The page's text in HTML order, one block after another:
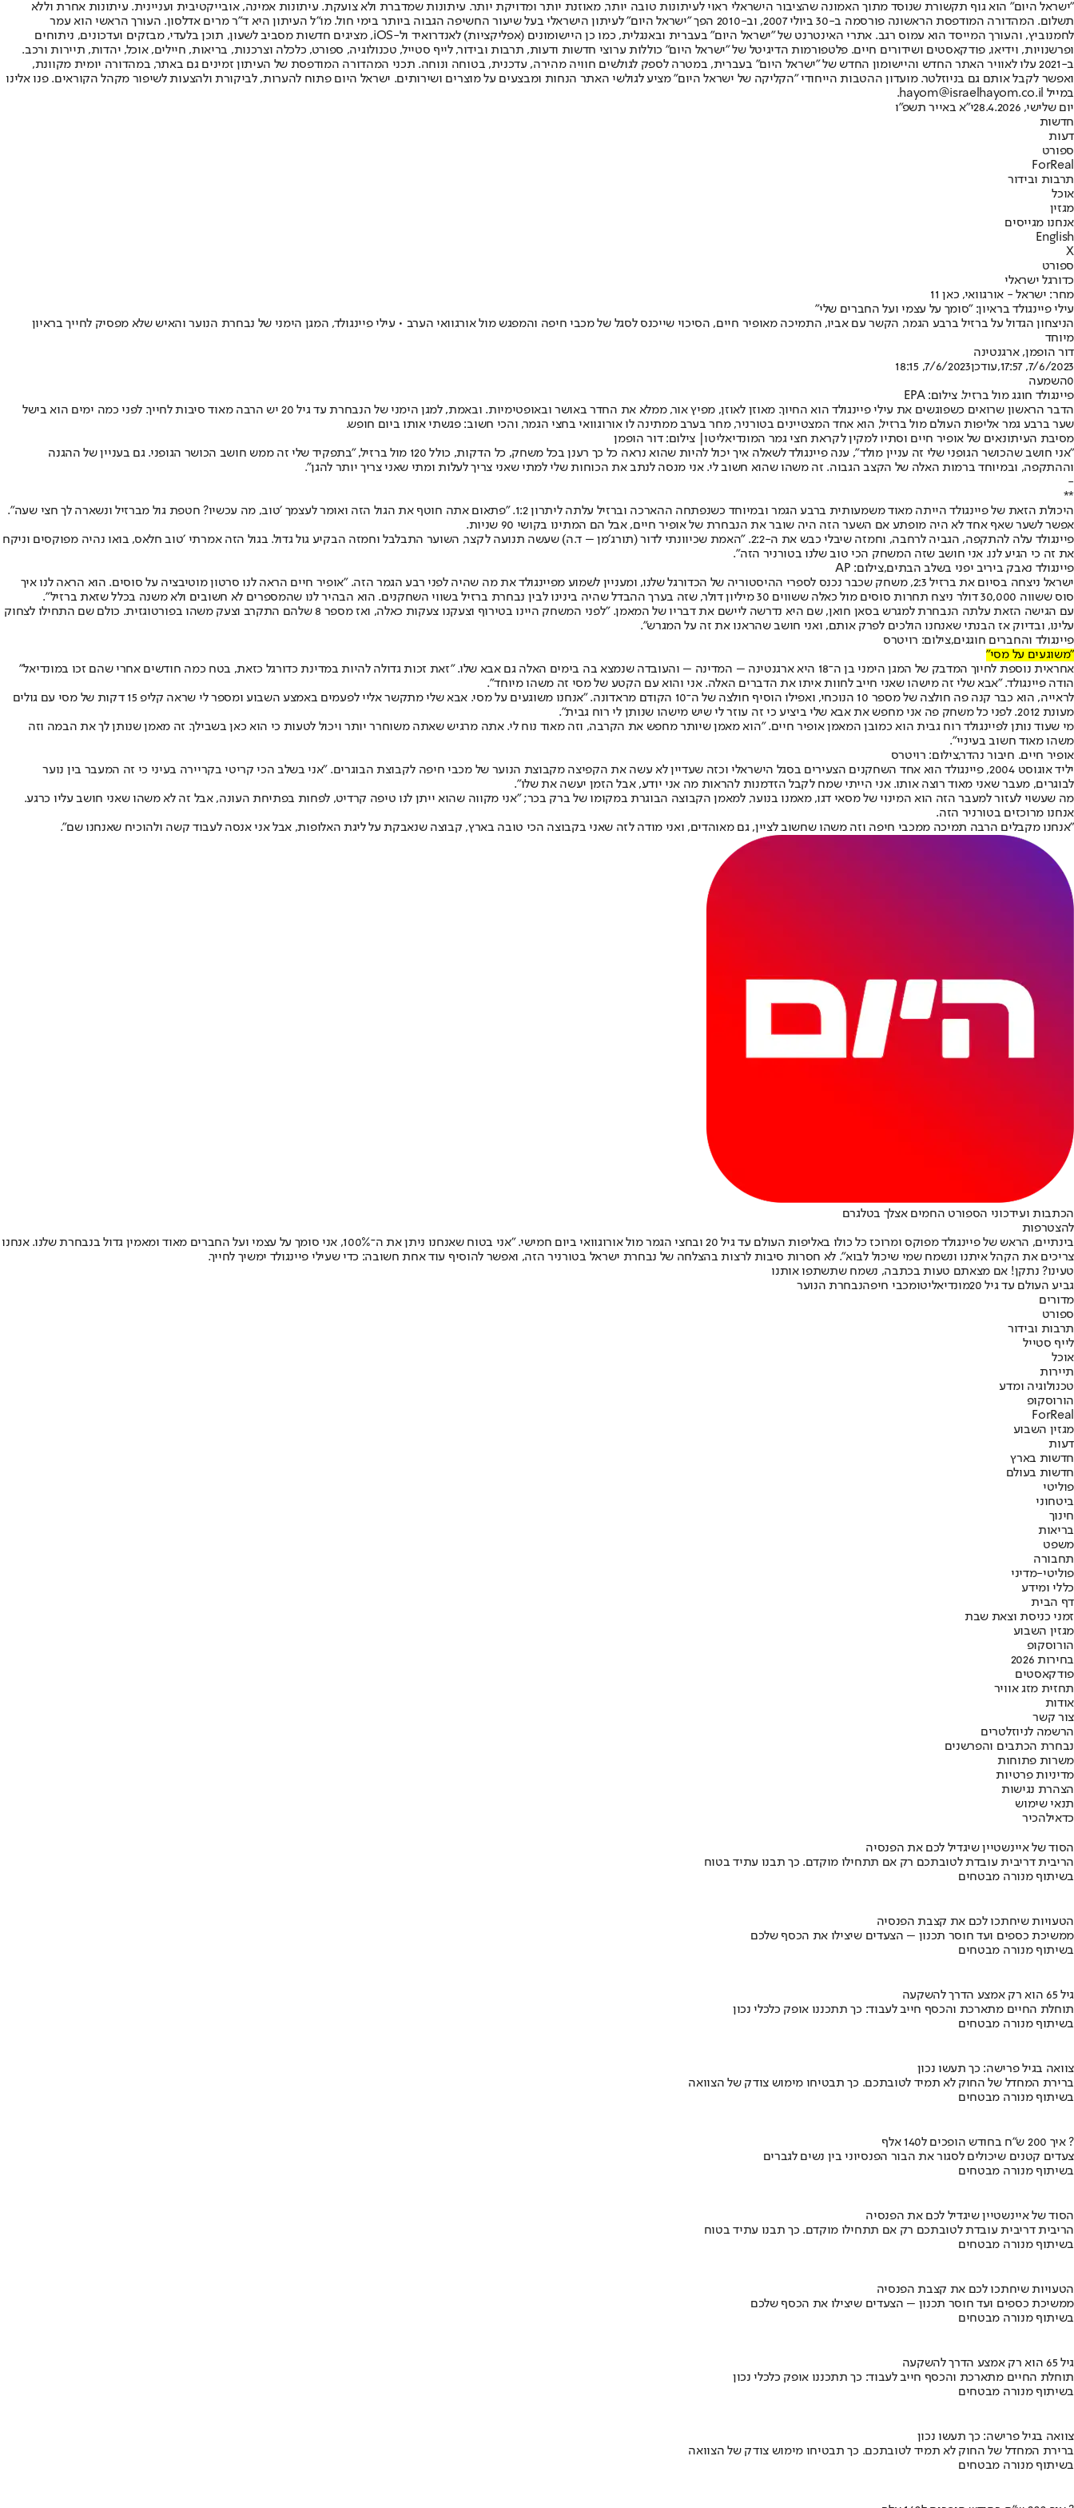
"ישראל היום" הוא גוף תקשורת שנוסד מתוך האמונה שהציבור הישראלי ראוי לעיתונות טובה יותר, מאוזנת יותר ומדויקת יותר. עיתונות שמדברת ולא צועקת. עיתונות אמינה, אובייקטיבית ועניינית. עיתונות אחרת וללא
תשלום. המהדורה המודפסת הראשונה פורסמה ב-30 ביולי 2007, וב-2010 הפך "ישראל היום" לעיתון הישראלי בעל שיעור החשיפה הגבוה ביותר בימי חול. מו"ל העיתון היא ד"ר מרים אדלסון. העורך הראשי הוא עמר
לחמנוביץ, והעורך המייסד הוא עמוס רגב. אתרי האינטרנט של "ישראל היום" בעברית ובאנגלית, כמו כן היישומונים (אפליקציות) לאנדרואיד ול-iOS, מציגים חדשות מסביב לשעון, תוכן בלעדי, מבזקים ועדכונים, ניתוחים
ופרשנויות, וידיאו, פודקאסטים ושידורים חיים. פלטפורמות הדיגיטל של "ישראל היום" כוללות ערוצי חדשות ודעות, תרבות ובידור, לייף סטייל, טכנולוגיה, ספורט, כלכלה וצרכנות, בריאות, חיילים, אוכל, יהדות, תיירות ורכב.
ב-2021 עלו לאוויר האתר החדש והיישומון החדש של "ישראל היום" בעברית, במטרה לספק לגולשים חוויה מהירה, עדכנית, בטוחה ונוחה. תכני המהדורה המודפסת של העיתון זמינים גם באתר, במהדורה יומית מקוונת,
ואפשר לקבל אותם גם בניוזלטר. מועדון ההטבות הייחודי "הקליקה של ישראל היום" מציע לגולשי האתר הנחות ומבצעים על מוצרים ושירותים. ישראל היום פתוח להערות, לביקורת ולהצעות לשיפור מקהל הקוראים. פנו אלינו
במייל hayom@israelhayom.co.il.
יום שלישי, 28.4.2026
י"א באייר תשפ"ו
חדשות
דעות
ספורט
ForReal
תרבות ובידור
אוכל
מגזין
אנחנו מגייסים
English
X
ספורט
כדורגל ישראלי
מחר: ישראל - אורגוואי, כאן 11
עילי פיינגולד בראיון: "סומך על עצמי ועל החברים שלי"
הניצחון הגדול על ברזיל ברבע הגמר, הקשר עם אביו, התמיכה מאופיר חיים, הסיכוי שייכנס לסגל של מכבי חיפה והמפגש מול אורגוואי הערב • עילי פיינגולד, המגן הימני של נבחרת הנוער והאיש שלא מפסיק לחייך בראיון
מיוחד
דור הופמן, ארגנטינה
7/6/2023, 17:57
,עודכן7/6/2023, 18:15
0השמעה
פיינגולד חוגג מול ברזיל. צילום: EPA
הדבר הראשון שרואים כשפוגשים את עילי פיינגולד הוא החיוך. מאוזן לאוזן, מפיץ אור, ממלא את החדר באושר ובאופטימיות. ובאמת, למגן הימני של הנבחרת עד גיל 20 יש הרבה מאוד סיבות לחייך. לפני כמה ימים הוא בישל
שער ברבע גמר אליפות העולם מול ברזיל, הוא אחד המצטיינים בטורניר, מחר בערב ממתינה לו אורוגוואי בחצי הגמר, והכי חשוב: פגשתי אותו ביום חופש.
מסיבת העיתונאים של אופיר חיים וסתיו למקין לקראת חצי גמר המונדיאליטו| צילום: דור הופמן
״אני חושב שהכושר הגופני שלי זה עניין מולד״, ענה פיינגולד לשאלה איך יכול להיות שהוא נראה כל כך רענן בכל משחק, כל הדקות, כולל 120 מול ברזיל, ״בתפקיד שלי זה ממש חושב הכושר הגופני. גם בעניין של ההגנה
וההתקפה, ובמיוחד ברמות האלה של הקצב הגבוה. זה משהו שהוא חשוב לי. אני מנסה לנתב את הכוחות שלי למתי שאני צריך לעלות ומתי שאני צריך יותר להגן״.
-
**
היכולת הזאת של פיינגולד הייתה מאוד משמעותית ברבע הגמר ובמיוחד כשנפתחה ההארכה וברזיל עלתה ליתרון 1:2. ״פתאום אתה חוטף את הגול הזה ואומר לעצמך ׳טוב, מה עכשיו? חטפת גול מברזיל ונשארה לך חצי שעה״.
אפשר לשער שאף אחד לא היה מופתע אם השער הזה היה שובר את הנבחרת של אופיר חיים, אבל הם המתינו בקושי 90 שניות.
פיינגולד עלה להתקפה, הגביה לרחבה, וחמזה שיבלי כבש את ה-2:2. ״האמת שכיוונתי לדור (תורג׳מן – ד.ה) שעשה תנועה לקצר, השוער התבלבל וחמזה הבקיע גול גדול. בגול הזה אמרתי ׳טוב חלאס, בואו נהיה מפוקסים וניקח
את זה כי הגיע לנו. אני חושב שזה המשחק הכי טוב שלנו בטורניר הזה״.
פיינגולד נאבק ביריב יפני בשלב הבתים,צילום: AP
ישראל ניצחה בסיום את ברזיל 2:3, משחק שכבר נכנס לספרי ההיסטוריה של הכדורגל שלנו, ומעניין לשמוע מפיינגולד את מה שהיה לפני רבע הגמר הזה. ״אופיר חיים הראה לנו סרטון מוטיבציה על סוסים. הוא הראה לנו איך
סוס ששווה 30,000 דולר ניצח תחרות סוסים מול כאלה ששווים 30 מיליון דולר, שזה בערך ההבדל שהיה בינינו לבין נבחרת ברזיל בשווי השחקנים. הוא הבהיר לנו שהמספרים לא חשובים ולא משנה בכלל שזאת ברזיל״.
עם הגישה הזאת עלתה הנבחרת למגרש בסאן חואן, שם היא נדרשה ליישם את דבריו של המאמן. ״לפני המשחק היינו בטירוף וצעקנו צעקות כאלה, ואז מספר 8 שלהם התקרב וצעק משהו בפורטוגזית. כולם שם התחילו לצחוק
עלינו, ובדיוק אז הבנתי שאנחנו הולכים לפרק אותם, ואני חושב שהראנו את זה על המגרש״.
פיינגולד והחברים חוגגים,צילום: רויטרס
"משוגעים על מסי"
אחראית נוספת לחיוך המדבק של המגן הימני בן ה־18 היא ארגנטינה – המדינה – והעובדה שנמצא בה בימים האלה גם אבא שלו. ״זאת זכות גדולה להיות במדינת כדורגל כזאת, בטח כמה חודשים אחרי שהם זכו במונדיאל״
הודה פיינגולד. ״אבא שלי זה מישהו שאני חייב לחוות איתו את הדברים האלה. אני והוא עם הקטע של מסי זה משהו מיוחד״.
לראייה, הוא כבר קנה פה חולצה של מספר 10 הנוכחי, ואפילו הוסיף חולצה של ה־10 הקודם מראדונה. ״אנחנו משוגעים על מסי. אבא שלי מתקשר אליי לפעמים באמצע השבוע ומספר לי שראה קליפ 15 דקות של מסי עם גולים
מעונת 2012. לפני כל משחק פה אני מחפש את אבא שלי ביציע כי זה עוזר לי שיש מישהו שנותן לי רוח גבית״.
מי שעוד נותן לפיינגולד רוח גבית הוא כמובן המאמן אופיר חיים. ״הוא מאמן שיותר מחפש את הקרבה, וזה מאוד נוח לי. אתה מרגיש שאתה משוחרר יותר ויכול לטעות כי הוא כאן בשבילך. זה מאמן שנותן לך את הבמה וזה
משהו מאוד חשוב בעיניי״.
אופיר חיים. חיבור נהדר,צילום: רויטרס
יליד אוגוסט 2004, פיינגולד הוא אחד השחקנים הצעירים בסגל הישראלי וכזה שעדיין לא עשה את הקפיצה מקבוצת הנוער של מכבי חיפה לקבוצת הבוגרים. ״אני בשלב הכי קריטי בקריירה בעיני כי זה המעבר בין נוער
לבוגרים, מעבר שאני מאוד רוצה אותו. אני הייתי שמח לקבל הזדמנות להראות מה אני יודע, אבל הזמן יעשה את שלו״.
מה שעשוי לעזור למעבר הזה הוא המינוי של מסאי דגו, מאמנו בנוער, למאמן הקבוצה הבוגרת במקומו של ברק בכר; ״אני מקווה שהוא ייתן לנו טיפה קרדיט, לפחות בפתיחת העונה, אבל זה לא משהו שאני חושב עליו כרגע.
אנחנו מרוכזים בטורניר הזה.
"אנחנו מקבלים הרבה תמיכה ממכבי חיפה וזה משהו שחשוב לציין, גם מאוהדים, ואני מודה לזה שאני בקבוצה הכי טובה בארץ, קבוצה שנאבקת על ליגת האלופות, אבל אני אנסה לעבוד קשה ולהוכיח שאנחנו שם״.
הכתבות ועידכוני הספורט החמים אצלך בטלגרם
להצטרפות
בינתיים, הראש של פיינגולד מפוקס ומרוכז כל כולו באליפות העולם עד גיל 20 ובחצי הגמר מול אורוגוואי ביום חמישי. ״אני בטוח שאנחנו ניתן את ה־100%, אני סומך על עצמי ועל החברים מאוד ומאמין גדול בנבחרת שלנו. אנחנו
צריכים את הקהל איתנו ונשמח שמי שיכול לבוא״. לא חסרות סיבות לרצות בהצלחה של נבחרת ישראל בטורניר הזה, ואפשר להוסיף עוד אחת חשובה: כדי שעילי פיינגולד ימשיך לחייך.
טעינו? נתקן! אם מצאתם טעות בכתבה, נשמח שתשתפו אותנו
גביע העולם עד גיל 20
מונדיאליטומכבי חיפהנבחרת הנוער
מדורים
ספורט
תרבות ובידור
לייף סטייל
אוכל
תיירות
טכנולוגיה ומדע
הורוסקופ
ForReal
מגזין השבוע
דעות
חדשות בארץ
חדשות בעולם
פוליטי
ביטחוני
חינוך
בריאות
משפט
תחבורה
פוליטי-מדיני
כללי ומידע
דף הבית
זמני כניסת וצאת שבת
מגזין השבוע
הורוסקופ
בחירות 2026
פודקאסטים
תחזית מזג אוויר
אודות
צור קשר
הרשמה לניוזלטרים
נבחרת הכתבים והפרשנים
משרות פתוחות
מדיניות פרטיות
הצהרת נגישות
תנאי שימוש
כדאילהכיר
הסוד של איינשטיין שיגדיל לכם את הפנסיה
הריבית דריבית עובדת לטובתכם רק אם תתחילו מוקדם. כך תבנו עתיד בטוח
בשיתוף מנורה מבטחים
הטעויות שיחתכו לכם את קצבת הפנסיה
ממשיכת כספים ועד חוסר תכנון – הצעדים שיצילו את הכסף שלכם
בשיתוף מנורה מבטחים
גיל 65 הוא רק אמצע הדרך להשקעה
תוחלת החיים מתארכת והכסף חייב לעבוד: כך תתכננו אופק כלכלי נכון
בשיתוף מנורה מבטחים
צוואה בגיל פרישה: כך תעשו נכון
ברירת המחדל של החוק לא תמיד לטובתכם. כך תבטיחו מימוש צודק של הצוואה
בשיתוף מנורה מבטחים
איך 200 ש"ח בחודש הופכים ל140 אלף ?
צעדים קטנים שיכולים לסגור את הבור הפנסיוני בין נשים לגברים
בשיתוף מנורה מבטחים
הסוד של איינשטיין שיגדיל לכם את הפנסיה
הריבית דריבית עובדת לטובתכם רק אם תתחילו מוקדם. כך תבנו עתיד בטוח
בשיתוף מנורה מבטחים
הטעויות שיחתכו לכם את קצבת הפנסיה
ממשיכת כספים ועד חוסר תכנון – הצעדים שיצילו את הכסף שלכם
בשיתוף מנורה מבטחים
גיל 65 הוא רק אמצע הדרך להשקעה
תוחלת החיים מתארכת והכסף חייב לעבוד: כך תתכננו אופק כלכלי נכון
בשיתוף מנורה מבטחים
צוואה בגיל פרישה: כך תעשו נכון
ברירת המחדל של החוק לא תמיד לטובתכם. כך תבטיחו מימוש צודק של הצוואה
בשיתוף מנורה מבטחים